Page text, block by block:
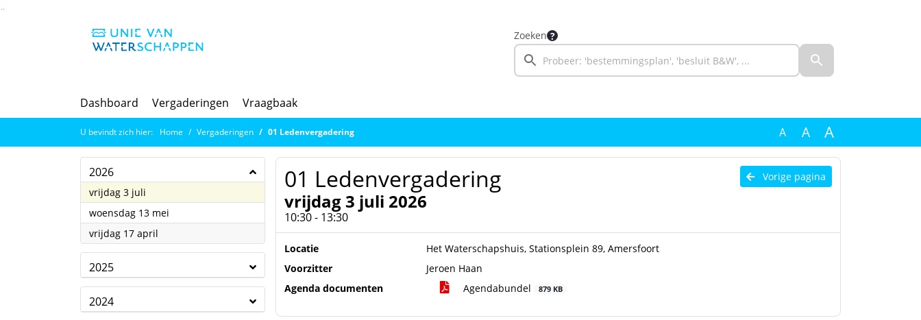
Zoeken
Dashboard Vergaderingen Vraagbaak
U bevindt zich hier: Home Vergaderingen 01 Ledenvergadering A A A
2026
vrijdag 3 juli
woensdag 13 mei
vrijdag 17 april
2025
2024
Vorige pagina
01 Ledenvergadering
vrijdag 3 juli 2026
10:30 - 13:30
Locatie
Het Waterschapshuis, Stationsplein 89, Amersfoort
Voorzitter
Jeroen Haan
Agenda documenten
Agendabundel 879 KB